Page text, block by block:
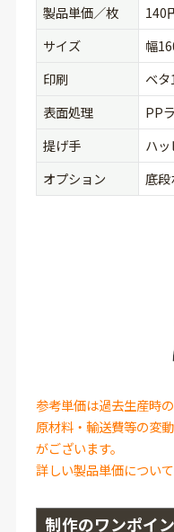
製品単価／枚
140
サイズ
幅
印刷
ベ
表面処理
PP
提げ手
ハ
オプション
底
参考単価は過去生産時
原材料・輸送費等の変
がございます。
詳しい製品単価につい
制作のワンポイ